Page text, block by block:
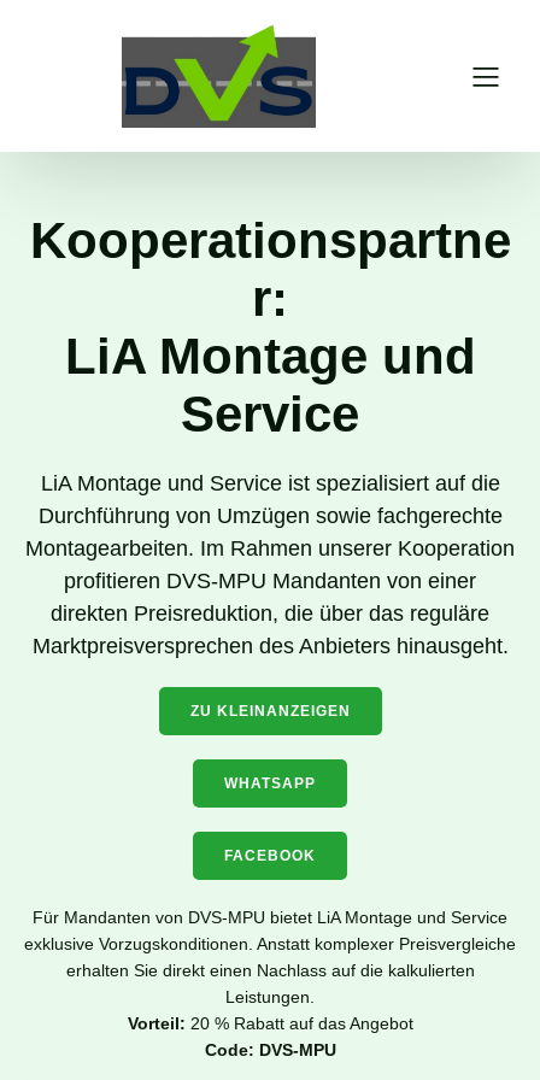
Kooperationspartne
r:
LiA Montage und
Service
LiA Montage und Service ist spezialisiert auf die
Durchführung von Umzügen sowie fachgerechte
Montagearbeiten. Im Rahmen unserer Kooperation
profitieren DVS-MPU Mandanten von einer
direkten Preisreduktion, die über das reguläre
Marktpreisversprechen des Anbieters hinausgeht.
ZU KLEINANZEIGEN
WHATSAPP
FACEBOOK
Für Mandanten von DVS-MPU bietet LiA Montage und Service
exklusive Vorzugskonditionen. Anstatt komplexer Preisvergleiche
erhalten Sie direkt einen Nachlass auf die kalkulierten
Leistungen.
Vorteil: 20 % Rabatt auf das Angebot
Code: DVS-MPU